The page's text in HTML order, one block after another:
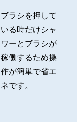
ブラシを押して
いる時だけシャ
ワーとブラシが
稼働するため操
作が簡単で省エ
ネです。